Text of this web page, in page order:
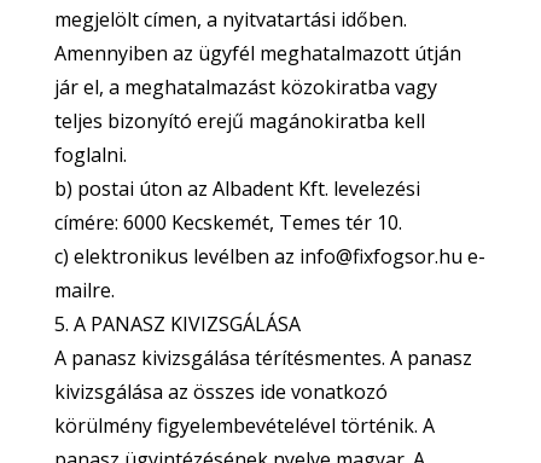
megjelölt címen, a nyitvatartási időben.
Amennyiben az ügyfél meghatalmazott útján
jár el, a meghatalmazást közokiratba vagy
teljes bizonyító erejű magánokiratba kell
foglalni.
b) postai úton az Albadent Kft. levelezési
címére: 6000 Kecskemét, Temes tér 10.
c) elektronikus levélben az info@fixfogsor.hu e-
mailre.
5. A PANASZ KIVIZSGÁLÁSA
A panasz kivizsgálása térítésmentes. A panasz
kivizsgálása az összes ide vonatkozó
körülmény figyelembevételével történik. A